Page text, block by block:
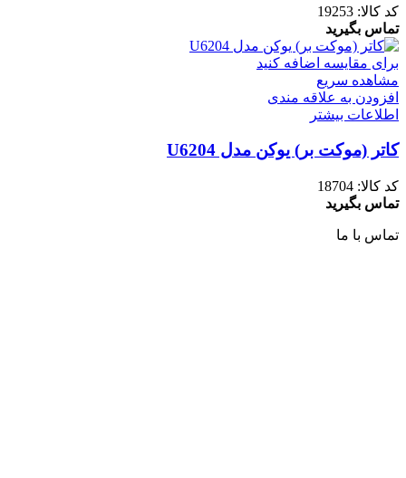
کد کالا: 19253
تماس بگیرید
برای مقایسه اضافه کنید
مشاهده سریع
افزودن به علاقه مندی
اطلاعات بیشتر
کاتر (موکت بر) یوکن مدل U6204
کد کالا: 18704
تماس بگیرید
تماس با ما